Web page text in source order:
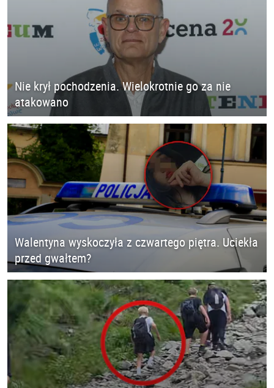
Nie krył pochodzenia. Wielokrotnie go za nie
atakowano
Walentyna wyskoczyła z czwartego piętra. Uciekła
przed gwałtem?